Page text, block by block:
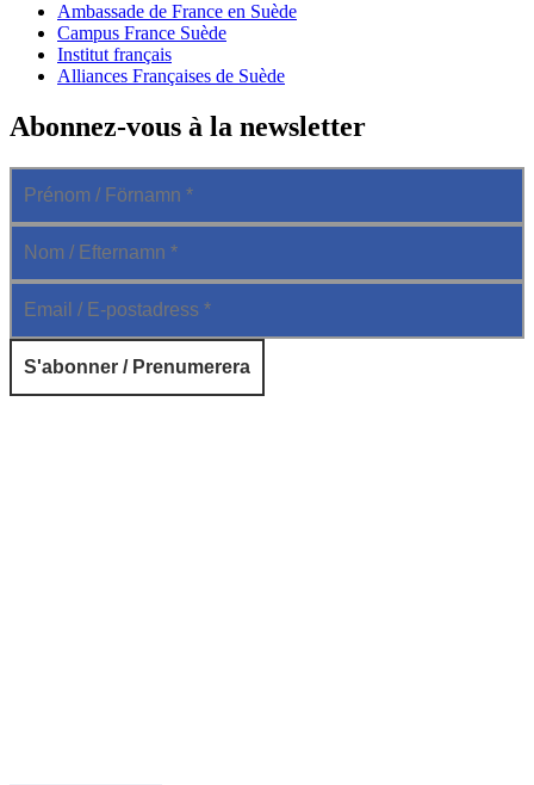
Ambassade de France en Suède
Campus France Suède
Institut français
Alliances Françaises de Suède
Abonnez-vous à la newsletter